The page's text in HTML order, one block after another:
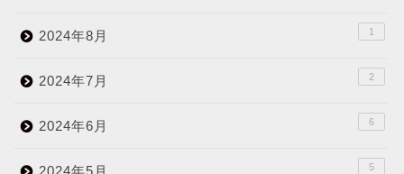
2024年8月 1
2024年7月 2
2024年6月 6
2024年5月 5